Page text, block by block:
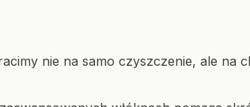
nie na samo czyszczenie, ale na